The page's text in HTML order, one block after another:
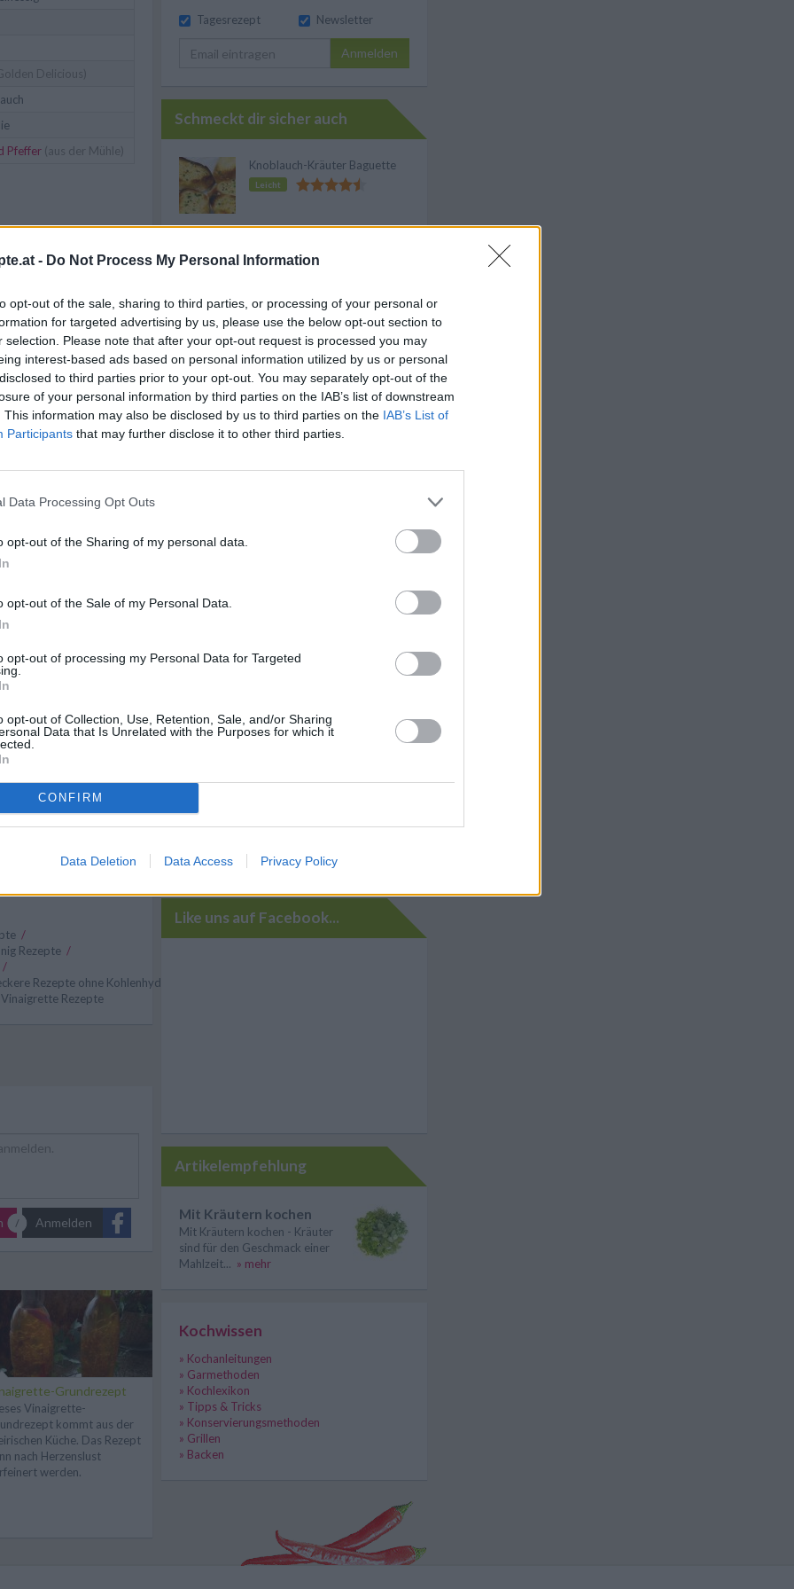
- Do Not Process My Personal Information
opt-out of the sale, sharing to third parties, or processing of your personal or
for targeted advertising by us, please use the below opt-out section to
selection. Please note that after your opt-out request is processed you may
interest-based ads based on personal information utilized by us or personal
to third parties prior to your opt-out. You may separately opt-out of the
of your personal information by third parties on the IAB’s list of downstream
This information may also be disclosed by us to third parties on the IAB’s List of
Participants that may further disclose it to other third parties.
Data Processing Opt Outs
opt-out of the Sharing of my personal data.
opt-out of the Sale of my Personal Data.
opt-out of processing my Personal Data for Targeted
opt-out of Collection, Use, Retention, Sale, and/or Sharing
Data that Is Unrelated with the Purposes for which it
CONFIRM
Data Deletion Data Access Privacy Policy
Delicious)
Pfeffer (aus der Mühle)
Dafür alle Zutaten
Apfel, Petersilie
und in kleine
Dressing
hacken und unterrühren.
der Mühle
erst kurz vor
geben.
der sollte in der
/
Rezepte /
/
Rezepte ohne Kohlenhydrate
Rezepte
Anmelden
Grundrezept
Vinaigrette-
kommt aus der
Küche. Das Rezept
nach Herzenslust
werden.
Tagesrezept
Newsletter
Anmelden
Schmeckt dir sicher auch
Knoblauch-Kräuter Baguette
Leicht
Leicht
Würziges Grillöl
Pesto dolce
Sauerampfer-Frühlingssuppe
Like uns auf Facebook...
Artikelempfehlung
Mit Kräutern kochen
Mit Kräutern kochen - Kräuter
sind für den Geschmack einer
Mahlzeit... » mehr
Kochwissen
» Kochanleitungen
» Garmethoden
» Kochlexikon
» Tipps & Tricks
» Konservierungsmethoden
» Grillen
» Backen